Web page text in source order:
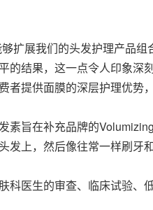
够扩展我们的头发护理产品
的结果，这一点令人印象深
者提供面膜的深层护理优势
素旨在补充品牌的
发上，然后像往常一样刷牙和
科医生的审查、临床试验、